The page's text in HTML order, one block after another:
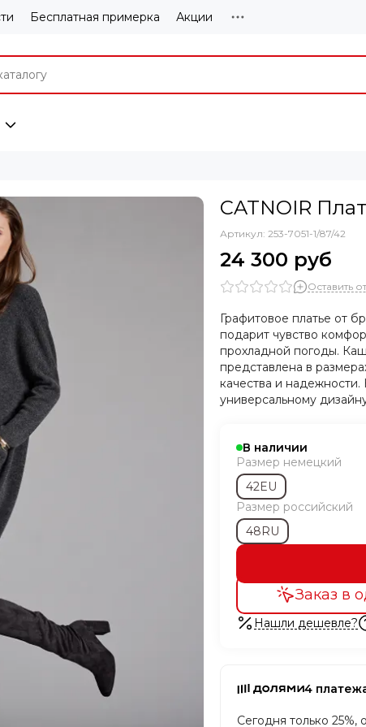
Бесплатная примерка Акции
CATNOIR
Артикул: 253-7051-1/87/42
24 300 руб
Оставить
Графитовое платье от
подарит чувство
прохладной погоды.
представлена в
качества и
универсальному
В наличии
Размер немецкий
42EU
Размер российский
48RU
Заказ в
Нашли дешевле?
4
Сегодня только 25%,